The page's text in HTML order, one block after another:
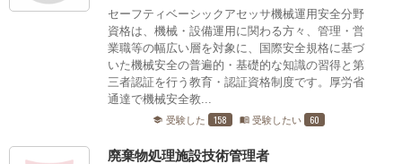
セーフティベーシックアセッサ機械運用安全分野
資格は、機械・設備運用に関わる方々、管理・営
業職等の幅広い層を対象に、国際安全規格に基づ
いた機械安全の普遍的・基礎的な知識の習得と第
三者認証を行う教育・認証資格制度です。厚労省
通達で機械安全教...
school 受験した 158 menu_book 受験したい 60
廃棄物処理施設技術管理者